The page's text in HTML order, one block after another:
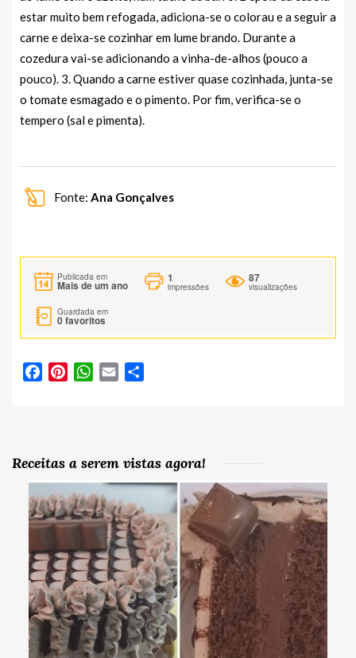
estar muito bem refogada, adiciona-se o colorau e a seguir a
carne e deixa-se cozinhar em lume brando. Durante a
cozedura vai-se adicionando a vinha-de-alhos (pouco a
pouco). 3. Quando a carne estiver quase cozinhada, junta-se
o tomate esmagado e o pimento. Por fim, verifica-se o
tempero (sal e pimenta).
Fonte: Ana Gonçalves
Publicada em
Mais de um ano
1
impressões
87
visualizações
Guardada em
0favoritos
FacebookPinterestWhatsApp
Email
Receitas a serem vistas agora!